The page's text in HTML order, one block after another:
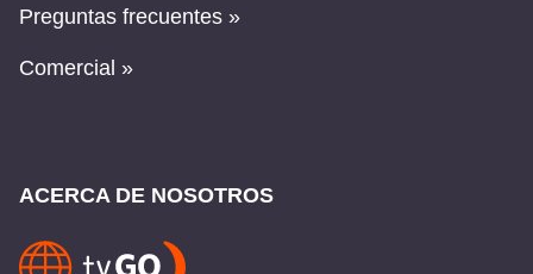
Preguntas frecuentes »
Comercial »
ACERCA DE NOSOTROS